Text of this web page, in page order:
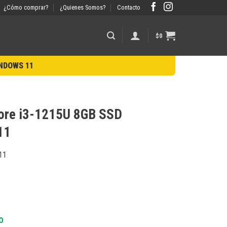
¿Cómo comprar? ¿Quienes Somos? Contacto
$0
11
i3-1215U 8GB SSD